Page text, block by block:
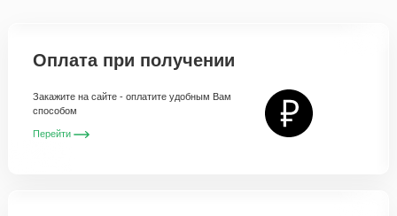
Оплата при получении
Закажите на сайте - оплатите удобным Вам
способом
Перейти